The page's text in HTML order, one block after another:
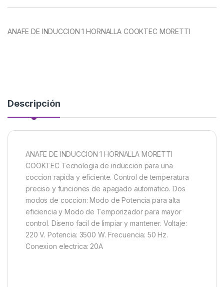
ANAFE DE INDUCCION 1 HORNALLA COOKTEC MORETTI
Descripción
ANAFE DE INDUCCION 1 HORNALLA MORETTI
COOKTEC Tecnologia de induccion para una
coccion rapida y eficiente. Control de temperatura
preciso y funciones de apagado automatico. Dos
modos de coccion: Modo de Potencia para alta
eficiencia y Modo de Temporizador para mayor
control. Diseno facil de limpiar y mantener. Voltaje:
220 V. Potencia: 3500 W. Frecuencia: 50 Hz.
Conexion electrica: 20A